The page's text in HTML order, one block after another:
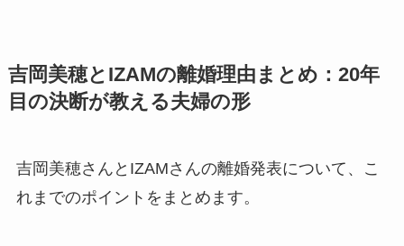
吉岡美穂とIZAMの離婚理由まとめ：20年
目の決断が教える夫婦の形
吉岡美穂さんとIZAMさんの離婚発表について、こ
れまでのポイントをまとめます。